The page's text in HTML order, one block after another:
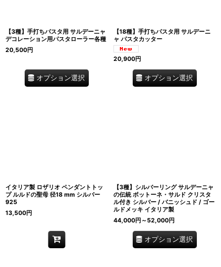
【3種】手打ちパスタ用 サルデーニャ
デコレーション用パスタローラー各種
20,500円
オプション選択
【18種】手打ちパスタ用 サルデーニ
ャ パスタカッター
20,900円
オプション選択
イタリア製 ロザリオ ペンダントトッ
プ ルルドの聖母 径18 mm シルバー
925
13,500円
【3種】シルバーリング サルデーニャ
の伝統 ボットーネ・サルド クリスタ
ル付き シルバー / バニッシュド / ゴー
ルドメッキ イタリア製
44,000円 ～52,000円
オプション選択